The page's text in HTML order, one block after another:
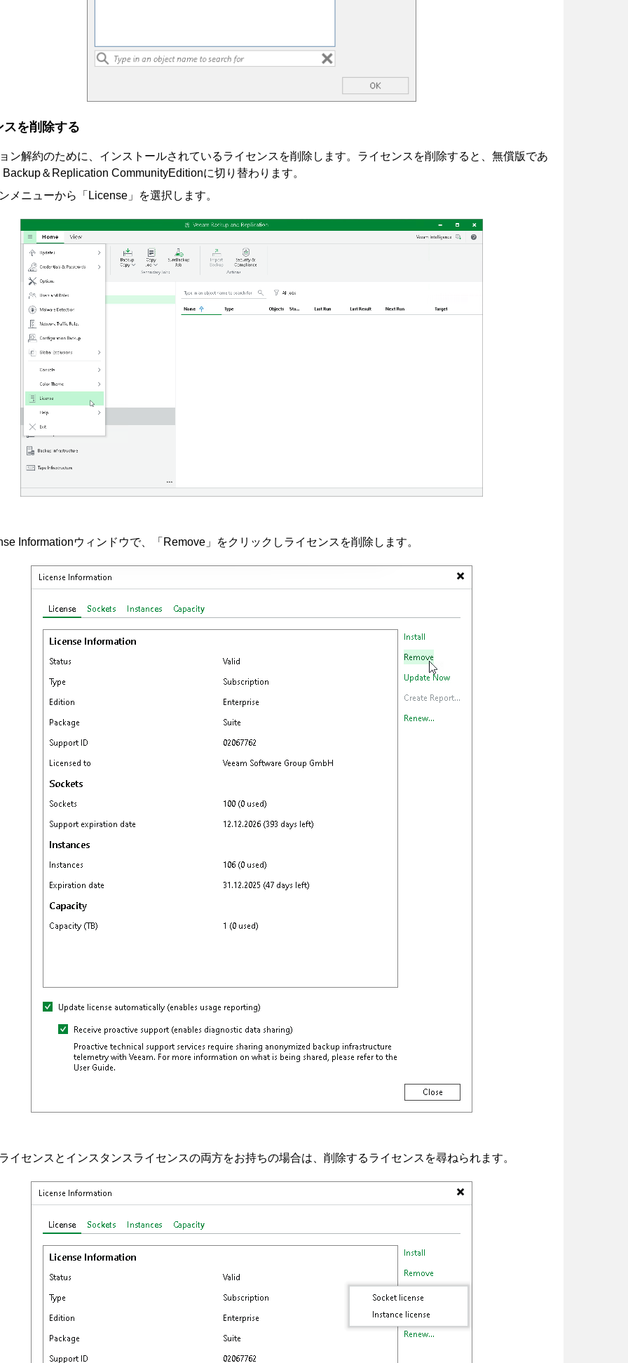
スを削除する
ン解約のために、インストールされているライセンスを削除します。ライセンスを削除すると、無償版であ
Backup＆Replication CommunityEditionに切り替わり ます。
メニューから「License」
を選択します。
Informationウィンドウで、「Remove」をクリックしライセンスを削除します。
イセンスとインスタンスライセンスの両方をお持ちの場合は、削除するライセンスを尋ねられます。